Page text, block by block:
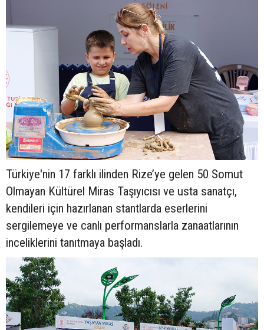
Türkiye'nin 17 farklı ilinden Rize’ye gelen 50 Somut
Olmayan Kültürel Miras Taşıyıcısı ve usta sanatçı,
kendileri için hazırlanan stantlarda eserlerini
sergilemeye ve canlı performanslarla zanaatlarının
inceliklerini tanıtmaya başladı.